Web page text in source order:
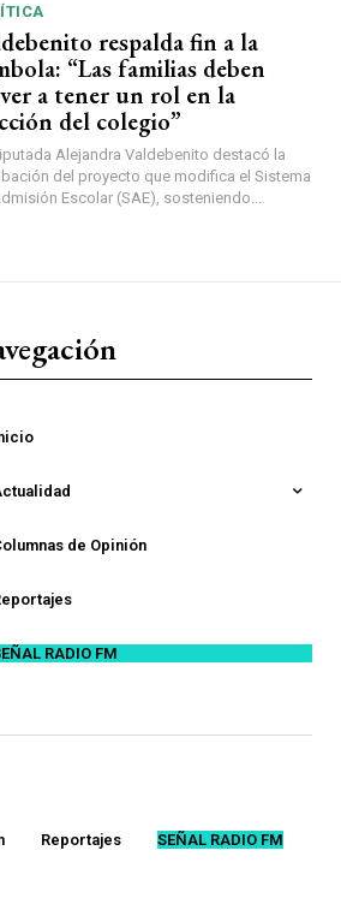
respalda fin a la
“Las familias deben
a tener un rol en la
del colegio”
Alejandra Valdebenito destacó la
del proyecto que modifica el Sistema
Escolar (SAE), sosteniendo...
de Opinión
RADIO FM
Reportajes SEÑAL RADIO FM